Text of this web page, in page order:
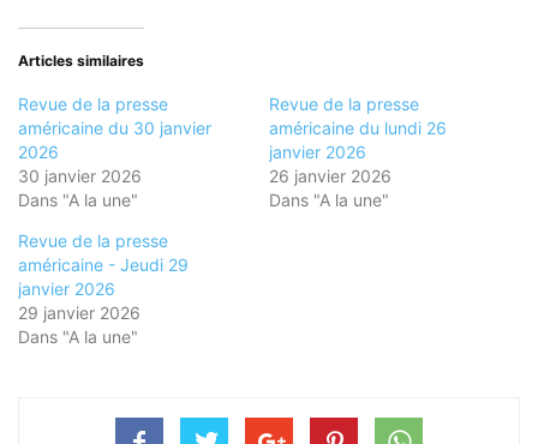
dans
nouvelle
dans
nouvelle
Articles similaires
Revue de la presse
américaine du 30 janvier
2026
30 janvier 2026
Dans "A la une"
Revue de la presse
américaine du lundi 26
janvier 2026
26 janvier 2026
Dans "A la une"
Revue de la presse
américaine - Jeudi 29
janvier 2026
29 janvier 2026
Dans "A la une"